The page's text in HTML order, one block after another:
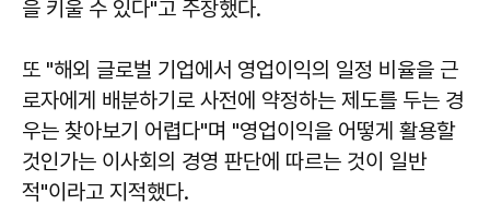
을 키울 수 있다"고 주장했다.
또 "해외 글로벌 기업에서 영업이익의 일정 비율을 근
로자에게 배분하기로 사전에 약정하는 제도를 두는 경
우는 찾아보기 어렵다"며 "영업이익을 어떻게 활용할
것인가는 이사회의 경영 판단에 따르는 것이 일반
적"이라고 지적했다.